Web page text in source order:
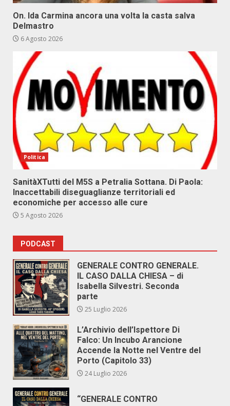
On. Ida Carmina ancora una volta la casta salva
Delmastro
6 Agosto 2026
Politica
SanitàXTutti del M5S a Petralia Sottana. Di Paola:
Inaccettabili diseguaglianze territoriali ed
economiche per accesso alle cure
5 Agosto 2026
PODCAST
GENERALE CONTRO GENERALE.
IL CASO DALLA CHIESA – di
Isabella Silvestri. Seconda
parte
25 Luglio 2026
L’Archivio dell’Ispettore Di
Falco: Un Incubo Arancione
Accende la Notte nel Ventre del
Porto (Capitolo 33)
24 Luglio 2026
“GENERALE CONTRO